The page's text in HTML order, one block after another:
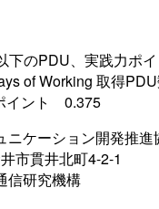
のPDU、実践力ポ
of Working 取得
イント 0.375
ケーション開発推進
貫井北町4-2-1
研究機構